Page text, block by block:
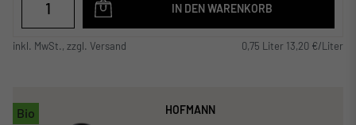
IN DEN WARENKORB
inkl. MwSt., zzgl. Versand 0,75 Liter 13,20 €/Liter
Bio HOFMANN